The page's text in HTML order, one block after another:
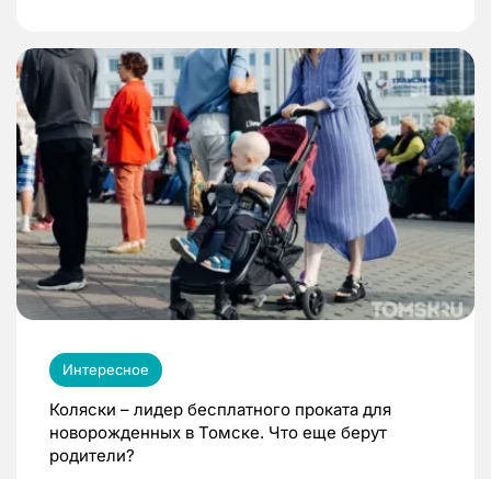
Интересное
Коляски – лидер бесплатного проката для
новорожденных в Томске. Что еще берут
родители?